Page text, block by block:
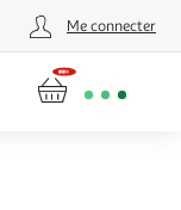
Me connecter